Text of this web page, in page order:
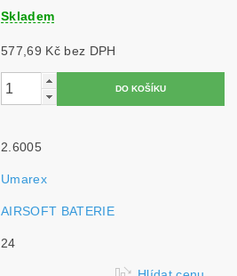
Skladem
577,69 Kč bez DPH
2.6005
Umarex
AIRSOFT BATERIE
24